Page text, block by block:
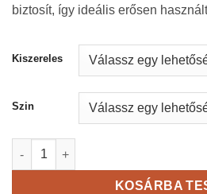
biztosít, így ideális erősen
Kiszereles
Szin
Jupol Brilliant - Csúcsminőségű
KOSÁRBA